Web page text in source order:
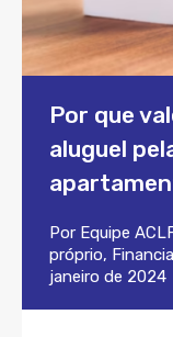
Por que
aluguel
Por Equipe
próprio,
janeiro de 2024